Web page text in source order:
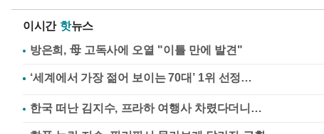
이시간 핫뉴스
방은희, 母 고독사에 오열 "이틀 만에 발견"
한국 떠난 김지수, 프라하 여행사 차렸다더니…